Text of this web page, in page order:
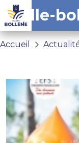
ville-
Accueil